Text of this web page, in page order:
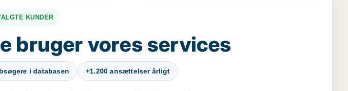
KUNDER
bruger vores services
i databasen +1.200 ansættelser årligt